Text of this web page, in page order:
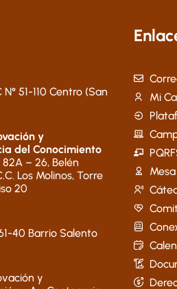
51-110 Centro (San
y
del Conocimiento
– 26, Belén
Los Molinos, Torre
20
40 Barrio Salento
y
Mi